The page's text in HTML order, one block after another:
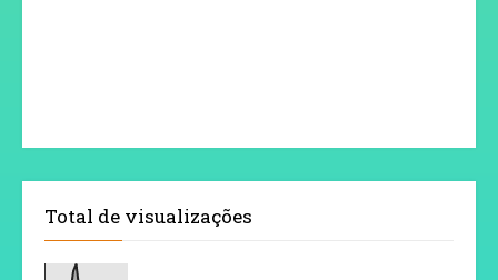
Total de visualizações